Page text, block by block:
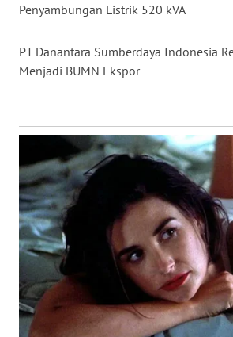
Penyambungan Listrik 520 kVA
PT Danantara Sumberdaya Indonesia
Menjadi BUMN Ekspor
WN
WN
KALBAR
WN
KALTENG
WN
KALTARA
WN
KALSEL
WN
KALTIM